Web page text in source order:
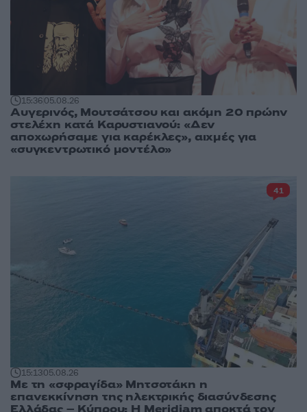
15:3605.08.26
Αυγερινός, Μουτσάτσου και ακόμη 20 πρώην
στελέχη κατά Καρυστιανού: «Δεν
αποχωρήσαμε για καρέκλες», αιχμές για
«συγκεντρωτικό μοντέλο»
15:1305.08.26
Με τη «σφραγίδα» Μητσοτάκη η
επανεκκίνηση της ηλεκτρικής διασύνδεσης
41